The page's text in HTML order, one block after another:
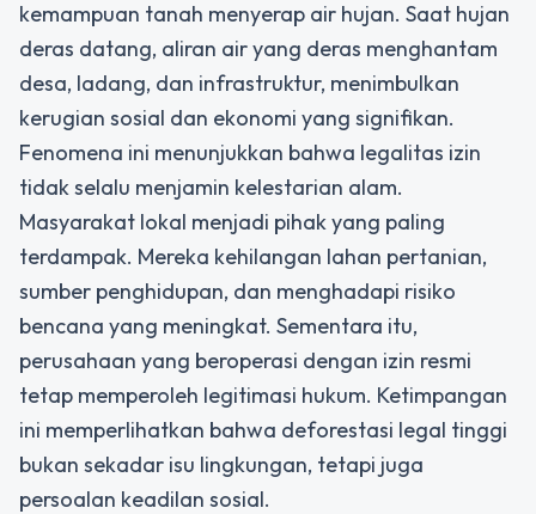
kemampuan tanah menyerap air hujan. Saat hujan
deras datang, aliran air yang deras menghantam
desa, ladang, dan infrastruktur, menimbulkan
kerugian sosial dan ekonomi yang signifikan.
Fenomena ini menunjukkan bahwa legalitas izin
tidak selalu menjamin kelestarian alam.
Masyarakat lokal menjadi pihak yang paling
terdampak. Mereka kehilangan lahan pertanian,
sumber penghidupan, dan menghadapi risiko
bencana yang meningkat. Sementara itu,
perusahaan yang beroperasi dengan izin resmi
tetap memperoleh legitimasi hukum. Ketimpangan
ini memperlihatkan bahwa deforestasi legal tinggi
bukan sekadar isu lingkungan, tetapi juga
persoalan keadilan sosial.